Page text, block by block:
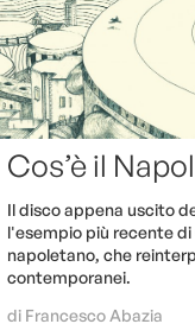
Cos’è il
Il disco appena uscito
l'esempio più recente di
napoletano, che
contemporanei.
di Francesco Abazia